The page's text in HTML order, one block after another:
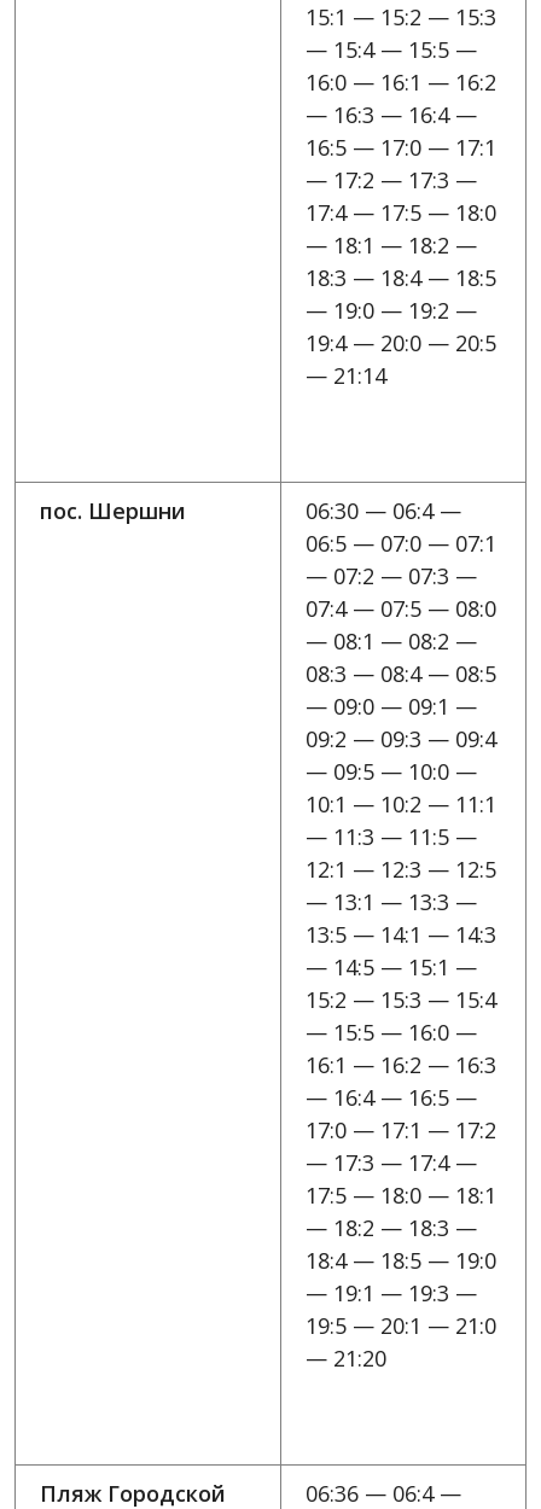
15:1 — 15:2 — 15:3
— 15:4 — 15:5 —
16:0 — 16:1 — 16:2
— 16:3 — 16:4 —
16:5 — 17:0 — 17:1
— 17:2 — 17:3 —
17:4 — 17:5 — 18:0
— 18:1 — 18:2 —
18:3 — 18:4 — 18:5
— 19:0 — 19:2 —
19:4 — 20:0 — 20:5
— 21:14
пос. Шершни
06:30 — 06:4 —
06:5 — 07:0 — 07:1
— 07:2 — 07:3 —
07:4 — 07:5 — 08:0
— 08:1 — 08:2 —
08:3 — 08:4 — 08:5
— 09:0 — 09:1 —
09:2 — 09:3 — 09:4
— 09:5 — 10:0 —
10:1 — 10:2 — 11:1
— 11:3 — 11:5 —
12:1 — 12:3 — 12:5
— 13:1 — 13:3 —
13:5 — 14:1 — 14:3
— 14:5 — 15:1 —
15:2 — 15:3 — 15:4
— 15:5 — 16:0 —
16:1 — 16:2 — 16:3
— 16:4 — 16:5 —
17:0 — 17:1 — 17:2
— 17:3 — 17:4 —
17:5 — 18:0 — 18:1
— 18:2 — 18:3 —
18:4 — 18:5 — 19:0
— 19:1 — 19:3 —
19:5 — 20:1 — 21:0
— 21:20
Пляж Городской
06:36 — 06:4 —